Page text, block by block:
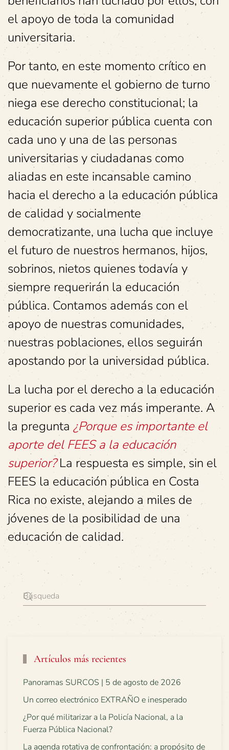
el apoyo de toda la comunidad
universitaria.
Por tanto, en este momento crítico en
que nuevamente el gobierno de turno
niega ese derecho constitucional; la
educación superior pública cuenta con
cada uno y una de las personas
universitarias y ciudadanas como
aliadas en este incansable camino
hacia el derecho a la educación pública
de calidad y socialmente
democratizante, una lucha que incluye
el futuro de nuestros hermanos, hijos,
sobrinos, nietos quienes todavía y
siempre requerirán la educación
pública. Contamos además con el
apoyo de nuestras comunidades,
nuestras poblaciones, ellos seguirán
apostando por la universidad pública.
La lucha por el derecho a la educación
superior es cada vez más imperante. A
la pregunta ¿Porque es importante el
aporte del FEES a la educación
superior?La respuesta es simple, sin el
FEES la educación pública en Costa
Rica no existe, alejando a miles de
jóvenes de la posibilidad de una
educación de calidad.
Artículos más recientes
Panoramas SURCOS | 5 de agosto de 2026
Un correo electrónico EXTRAÑO e inesperado
¿Por qué militarizar a la Policía Nacional, a la
Fuerza Pública Nacional?
La agenda rotativa de confrontación: a propósito de